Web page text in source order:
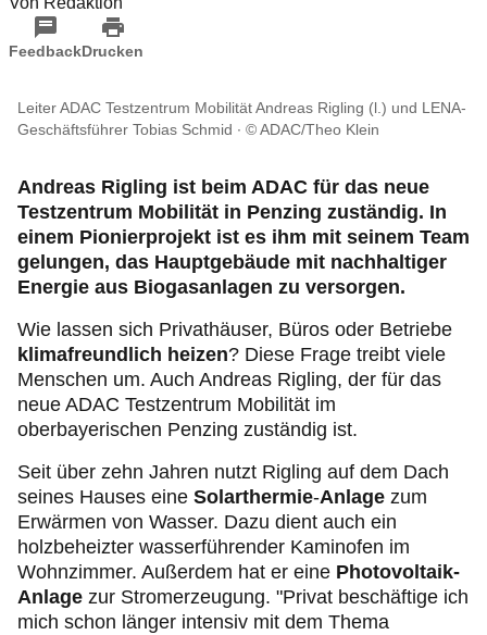
FeedbackDrucken
Leiter ADAC Testzentrum Mobilität Andreas Rigling (l.) und LENA-
Geschäftsführer Tobias Schmid
© ADAC/Theo Klein
Andreas Rigling ist beim ADAC für das neue
Testzentrum Mobilität in Penzing zuständig. In
einem Pionierprojekt ist es ihm mit seinem Team
gelungen, das Hauptgebäude mit nachhaltiger
Energie aus Biogasanlagen zu versorgen.
Wie lassen sich Privathäuser, Büros oder Betriebe
klimafreundlich heizen? Diese Frage treibt viele
Menschen um. Auch Andreas Rigling, der für das
neue ADAC Testzentrum Mobilität im
oberbayerischen Penzing zuständig ist.
Seit über zehn Jahren nutzt Rigling auf dem Dach
seines Hauses eine Solarthermie-Anlage zum
Erwärmen von Wasser. Dazu dient auch ein
holzbeheizter wasserführender Kaminofen im
Wohnzimmer. Außerdem hat er eine Photovoltaik-
Anlage zur Stromerzeugung. "Privat beschäftige ich
mich schon länger intensiv mit dem Thema